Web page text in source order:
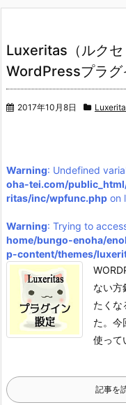
Luxeritas（ルクセ
WordPressプラグ
2017年10月8日
Warning: Undefined
oha-tei.com/
ritas/inc/wpfunc.php on
Warning: Trying to
home/bungo-enoha/
p-content/themes/
ない方
たくな
た。 今
使って
記事を